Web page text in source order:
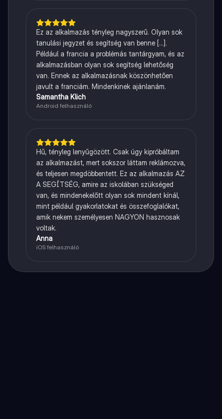
Ez az alkalmazás tényleg nagyszerű. Olyan sok
tanulási jegyzet és segítség van benne [...].
Például a francia a problémás tantárgyam, és az
alkalmazásban olyan sok segítség lehetőség
van. Ennek az alkalmazásnak köszönhetően
javult a franciám. Mindenkinek ajánlanám.
Samantha Klich
Android felhasználó
Hű, tényleg lenyűgözött. Csak úgy kipróbáltam
az alkalmazást, mert sokszor láttam reklámozva,
és teljesen megdöbbentett. Ez az alkalmazás AZ
A SEGÍTSÉG, amire az iskolában szükséged
van, és mindenekelőtt olyan sok mindent kínál,
mint például gyakorlatokat és összefoglalókat,
amik nekem személyesen NAGYON hasznosak
voltak.
Anna
iOS felhasználó